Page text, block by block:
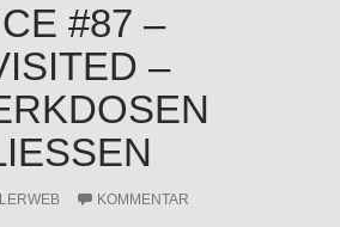
#87 –
–
KOMMENTAR